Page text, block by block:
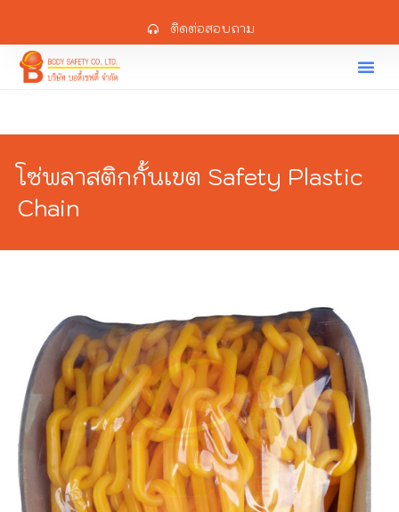
ติดต่อสอบถาม
โซ่พลาสติกกั้นเขต Safety Plastic
Chain